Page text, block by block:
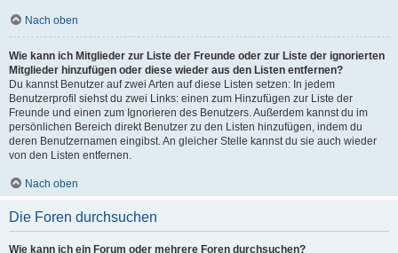
Nach oben
Wie kann ich Mitglieder zur Liste der Freunde oder zur Liste der ignorierten
Mitglieder hinzufügen oder diese wieder aus den Listen entfernen?
Du kannst Benutzer auf zwei Arten auf diese Listen setzen: In jedem
Benutzerprofil siehst du zwei Links: einen zum Hinzufügen zur Liste der
Freunde und einen zum Ignorieren des Benutzers. Außerdem kannst du im
persönlichen Bereich direkt Benutzer zu den Listen hinzufügen, indem du
deren Benutzernamen eingibst. An gleicher Stelle kannst du sie auch wieder
von den Listen entfernen.
Nach oben
Die Foren durchsuchen
Wie kann ich ein Forum oder mehrere Foren durchsuchen?